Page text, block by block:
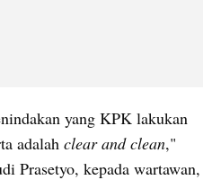
yang KPK lakukan
adalah clear and clean,"
Prasetyo, kepada wartawan,